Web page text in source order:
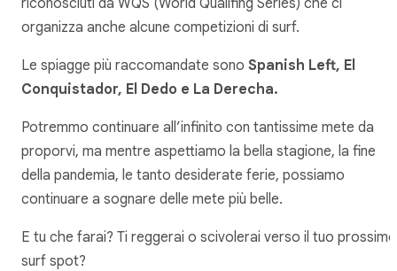
organizza anche alcune competizioni di surf.
Le spiagge più raccomandate sono Spanish Left, El
Conquistador, El Dedo e La Derecha.
Potremmo continuare all’infinito con tantissime mete da
proporvi, ma mentre aspettiamo la bella stagione, la fine
della pandemia, le tanto desiderate ferie, possiamo
continuare a sognare delle mete più belle.
E tu che farai? Ti reggerai o scivolerai verso il tuo prossimo
surf spot?